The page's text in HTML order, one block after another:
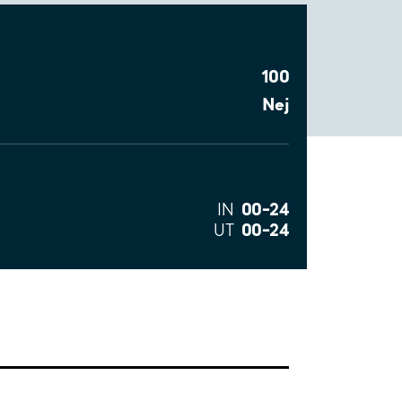
100
Nej
IN 00–24
UT 00–24